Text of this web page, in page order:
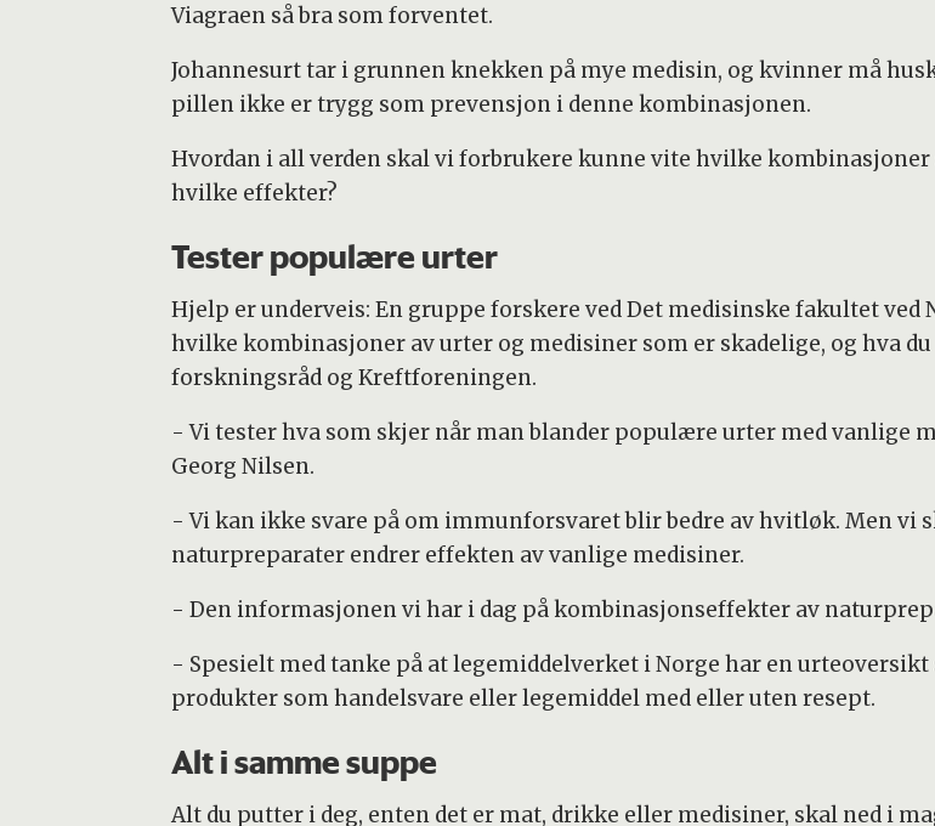
Viagraen så bra som forventet.
Johannesurt tar i grunnen knekken på mye medisin, og kvinner må
pillen ikke er trygg som prevensjon i denne kombinasjonen.
Hvordan i all verden skal vi forbrukere kunne vite hvilke
hvilke effekter?
Tester populære urter
Hjelp er underveis: En gruppe forskere ved Det medisinske fakultet ved
hvilke kombinasjoner av urter og medisiner som er skadelige, og hva
forskningsråd og Kreftforeningen.
- Vi tester hva som skjer når man blander populære urter med vanlige
Georg Nilsen.
- Vi kan ikke svare på om immunforsvaret blir bedre av hvitløk. Men vi
naturpreparater endrer effekten av vanlige medisiner.
- Den informasjonen vi har i dag på kombinasjonseffekter av
- Spesielt med tanke på at legemiddelverket i Norge har en
produkter som handelsvare eller legemiddel med eller uten resept.
Alt i samme suppe
Alt du putter i deg, enten det er mat, drikke eller medisiner, skal ned i